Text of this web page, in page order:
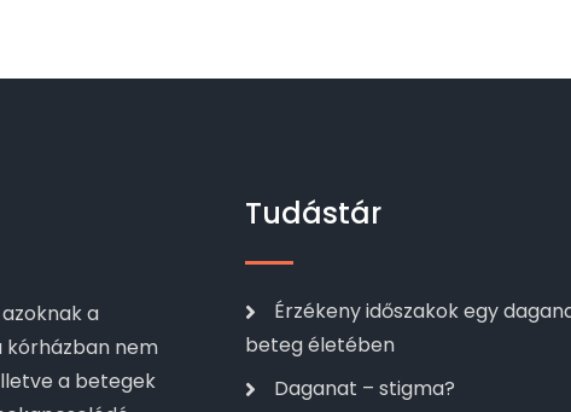
a
kórházban nem
a betegek
Tudástár
Érzékeny időszakok egy
beteg életében
Daganat – stigma?